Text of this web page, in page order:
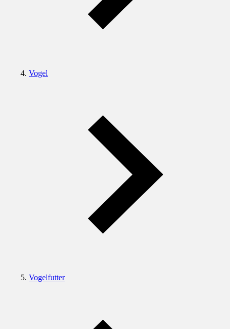
Vogel
Vogelfutter